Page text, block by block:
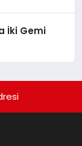
İki Gemi